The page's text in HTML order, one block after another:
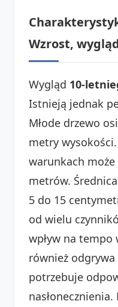
Wzrost,
Wygląd 10-
Istnieją jednak
Młode drzewo
metry
warunkach
metrów.
5 do 15
od wielu
wpływ na tempo
również
potrzebuje
nasłonecznienia.